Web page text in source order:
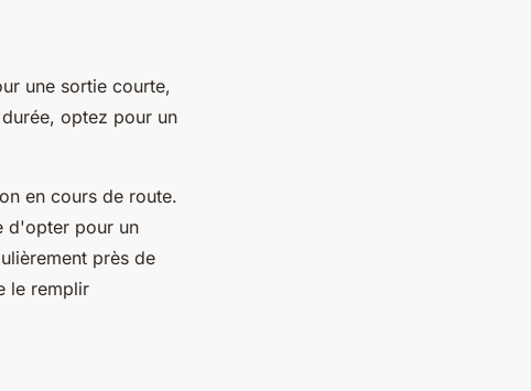
une sortie courte,
optez pour un
en cours de route.
d'opter pour un
près de
le remplir